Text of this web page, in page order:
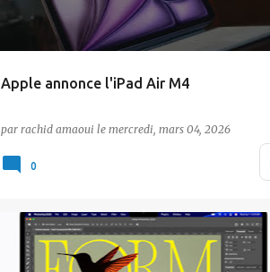
Apple annonce l'iPad Air M4
Apple a profité de sa semaine d'annonces de
nouv…
par rachid amaoui le mercredi, mars 04, 2026
0
Actualité Apple